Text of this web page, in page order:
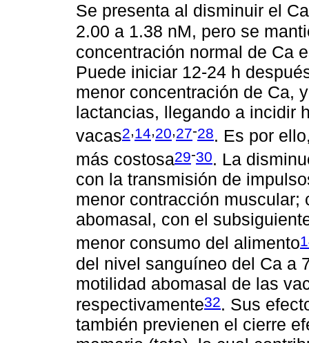
Se presenta al disminuir el
2.00 a 1.38 nM, pero se
concentración normal de Ca
Puede iniciar 12-24 h
menor concentración de Ca,
lactancias, llegando a incidir
vacas2,14,20,27-28. Es por
más costosa29-30. La
con la transmisión de
menor contracción
abomasal, con el
menor consumo del alimento
del nivel sanguíneo del Ca a
motilidad abomasal de las
respectivamente32. Sus
también previenen el cierre